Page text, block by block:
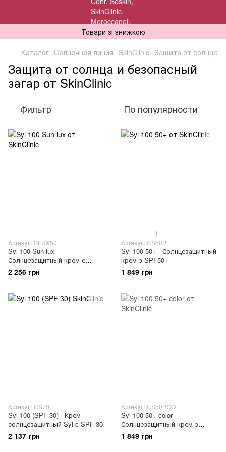
Товари зі знижкою
Каталог Cолнечная линия SkinClinic Защита от солнца
Защита от солнца и безопасный
загар от SkinClinic
Фильтр По популярности
Артикул: SLUX50
Syl 100 Sun lux -
Солнцезащитный крем с
SPF50+
2 256 грн
1
Артикул: CS50P
Syl 100 50+ - Солнцезащитный
крем з SPF50+
1 849 грн
Артикул: CS70
Syl 100 (SPF 30) - Крем
солнцезащитный Syl c SPF 30
2 137 грн
Артикул: CS50PCO
Syl 100 50+ color -
Солнцезащитный крем з
SPF50+ с тоном
1 849 грн